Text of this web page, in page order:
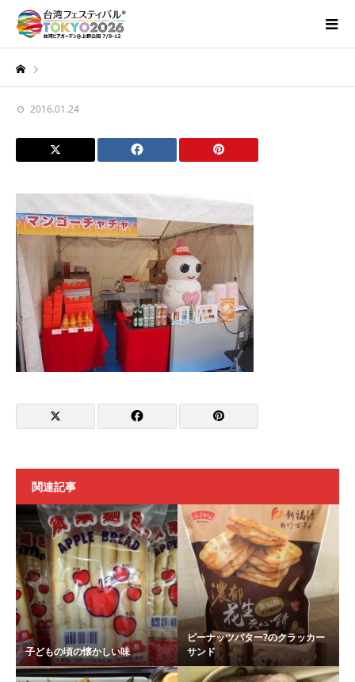
2016.01.24
関連記事
子どもの頃の懐かしい味
ピーナッツバター?のクラッカー
サンド